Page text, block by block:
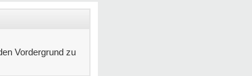
Vordergrund zu